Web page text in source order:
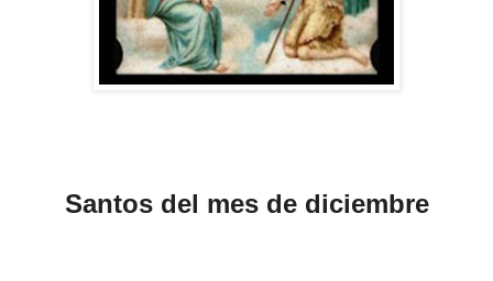
Santos del mes de diciembre